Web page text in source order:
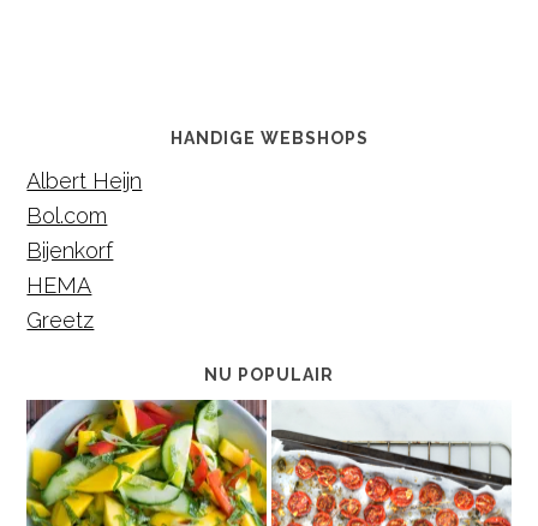
HANDIGE WEBSHOPS
Albert Heijn
Bol.com
Bijenkorf
HEMA
Greetz
NU POPULAIR